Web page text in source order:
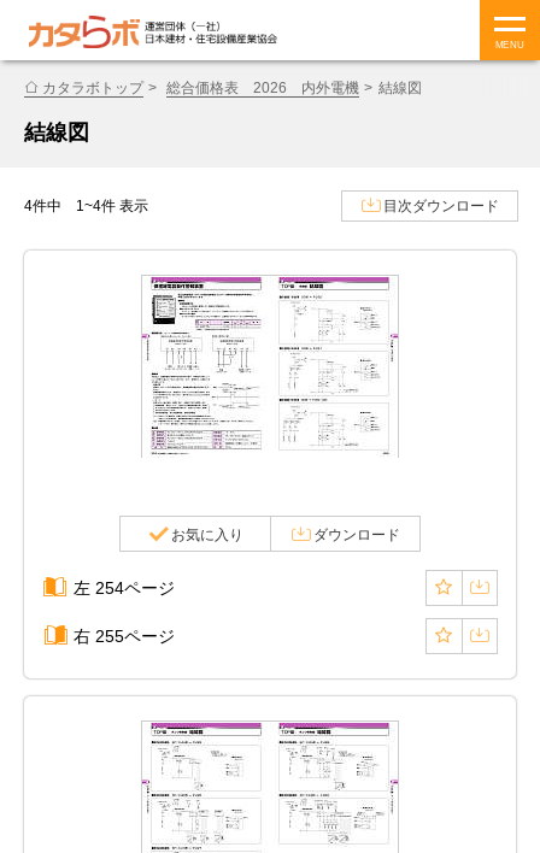
MENU
カタラボトップ 総合価格表 2026 内外電機 結線図
結線図
4件中 1~4件 表示 目次ダウンロード
お気に入り ダウンロード
左 254ページ
右 255ページ